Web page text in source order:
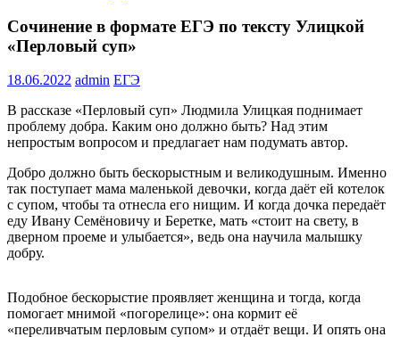
Сочинение в формате ЕГЭ по тексту Улицкой
«Перловый суп»
18.06.2022 admin ЕГЭ
В рассказе «Перловый суп» Людмила Улицкая поднимает
проблему добра. Каким оно должно быть? Над этим
непростым вопросом и предлагает нам подумать автор.
Добро должно быть бескорыстным и великодушным. Именно
так поступает мама маленькой девочки, когда даёт ей котелок
с супом, чтобы та отнесла его нищим. И когда дочка передаёт
еду Ивану Семёновичу и Беретке, мать «стоит на свету, в
дверном проеме и улыбается», ведь она научила малышку
добру.
Подобное бескорыстие проявляет женщина и тогда, когда
помогает мнимой «погорелице»: она кормит её
«переливчатым перловым супом» и отдаёт вещи. И опять она